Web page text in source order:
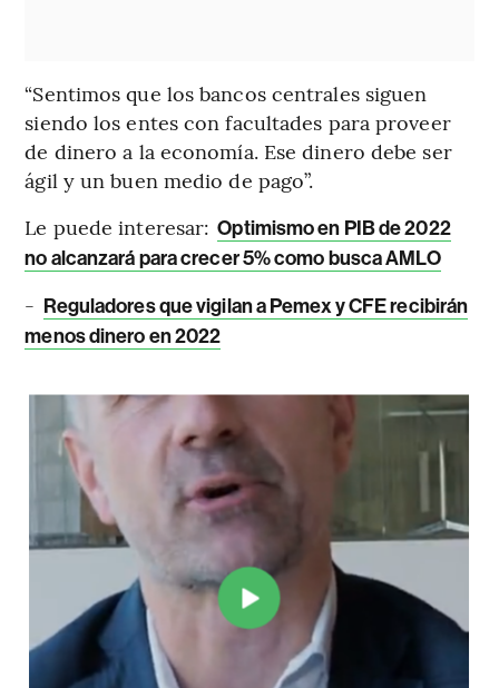
“Sentimos que los bancos centrales siguen
siendo los entes con facultades para proveer
de dinero a la economía. Ese dinero debe ser
ágil y un buen medio de pago”.
Le puede interesar: Optimismo en PIB de 2022
no alcanzará para crecer 5% como busca AMLO
- Reguladores que vigilan a Pemex y CFE recibirán
menos dinero en 2022